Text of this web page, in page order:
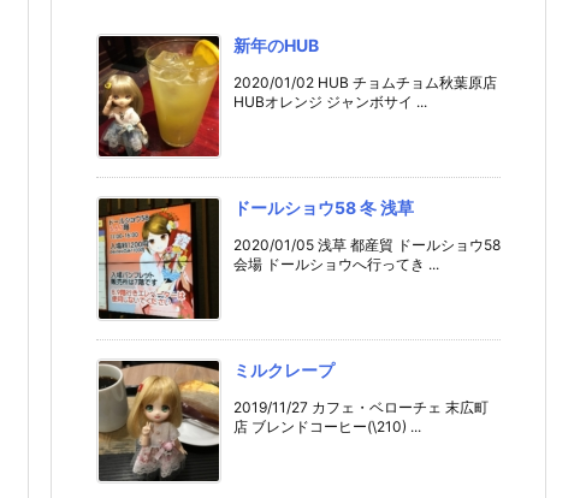
新年のHUB
2020/01/02 HUB チョムチョム秋葉原店
HUBオレンジ ジャンボサイ ...
ドールショウ58 冬 浅草
2020/01/05 浅草 都産貿 ドールショウ58
会場 ドールショウへ行ってき ...
ミルクレープ
2019/11/27 カフェ・ベローチェ 末広町
店 ブレンドコーヒー(\210) ...